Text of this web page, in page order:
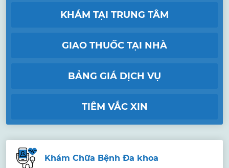
KHÁM TẠI TRUNG TÂM
GIAO THUỐC TẠI NHÀ
BẢNG GIÁ DỊCH VỤ
TIÊM VẮC XIN
Khám Chữa Bệnh Đa khoa